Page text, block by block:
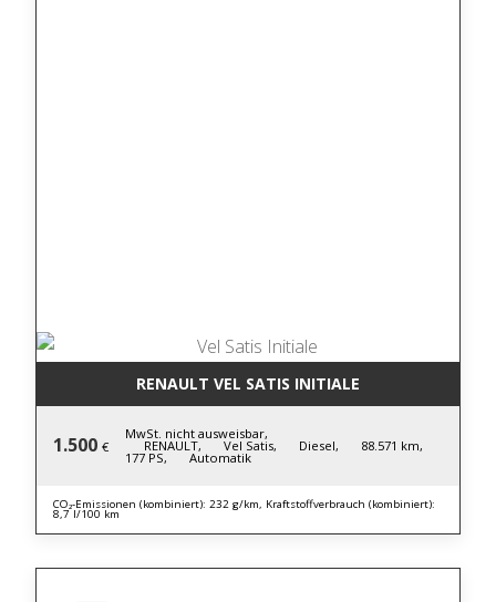
RENAULT VEL SATIS INITIALE
1.500 €
MwSt. nicht ausweisbar,
RENAULT, Vel Satis, Diesel, 88.571 km,
177 PS, Automatik
CO₂-Emissionen (kombiniert): 232 g/km, Kraftstoffverbrauch (kombiniert):
8,7 l/100 km